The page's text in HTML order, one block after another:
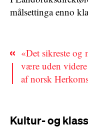
målsettinga enno
«Det sikreste og
være uden
af norsk
Kultur- og